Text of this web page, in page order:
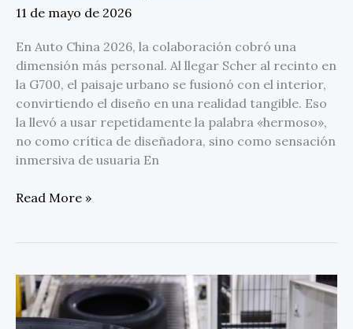
11 de mayo de 2026
En Auto China 2026, la colaboración cobró una
dimensión más personal. Al llegar Scher al recinto en
la G700, el paisaje urbano se fusionó con el interior,
convirtiendo el diseño en una realidad tangible. Eso
la llevó a usar repetidamente la palabra «hermoso»,
no como crítica de diseñadora, sino como sensación
inmersiva de usuaria En
Read More »
Michelin
reporta
resultados